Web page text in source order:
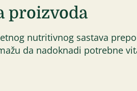
proizvoda
nutritivnog sastava
da nadoknadi potrebne